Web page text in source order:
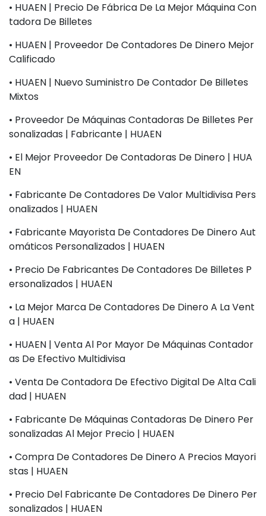
• HUAEN | Precio De Fábrica De La Mejor Máquina Con
Tadora De Billetes
• HUAEN | Proveedor De Contadores De Dinero Mejor
Calificado
• HUAEN | Nuevo Suministro De Contador De Billetes
Mixtos
• Proveedor De Máquinas Contadoras De Billetes Per
Sonalizadas | Fabricante | HUAEN
• El Mejor Proveedor De Contadoras De Dinero | HUA
EN
• Fabricante De Contadores De Valor Multidivisa Pers
Onalizados | HUAEN
• Fabricante Mayorista De Contadores De Dinero Aut
Omáticos Personalizados | HUAEN
• Precio De Fabricantes De Contadores De Billetes P
Ersonalizados | HUAEN
• La Mejor Marca De Contadores De Dinero A La Vent
A | HUAEN
• HUAEN | Venta Al Por Mayor De Máquinas Contador
As De Efectivo Multidivisa
• Venta De Contadora De Efectivo Digital De Alta Cali
Dad | HUAEN
• Fabricante De Máquinas Contadoras De Dinero Per
Sonalizadas Al Mejor Precio | HUAEN
• Compra De Contadores De Dinero A Precios Mayori
Stas | HUAEN
• Precio Del Fabricante De Contadores De Dinero Per
Sonalizados | HUAEN